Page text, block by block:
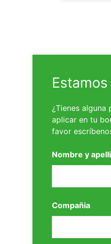
¿Tienes
aplicar en tu
favor
Nombre y
Compañia